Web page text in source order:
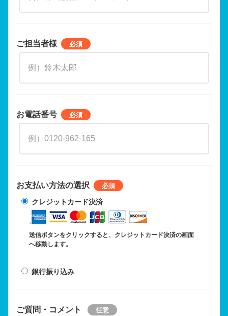
ご担当者様
お電話番号
お支払い方法の選択
クレジットカード決済
送信ボタンをクリックすると、クレジットカード決済の画面
へ移動します。
銀行振り込み
ご質問・コメント